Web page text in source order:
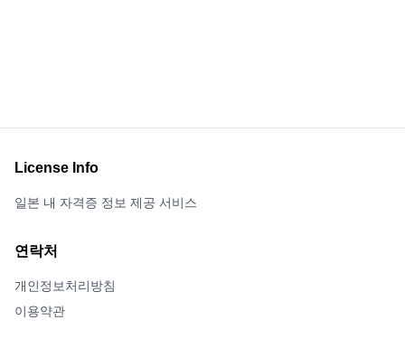
License Info
일본 내 자격증 정보 제공 서비스
연락처
개인정보처리방침
이용약관